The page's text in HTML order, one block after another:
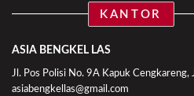
KANTOR
ASIA BENGKEL LAS
Jl. Pos Polisi No. 9A Kapuk Cengkareng,
asiabengkellas@gmail.com